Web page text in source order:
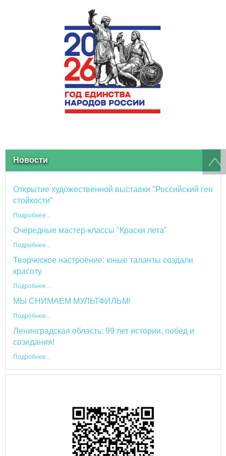
Новости
Открытие художественной выставки "Российский ген
стойкости"
Подробнее...
Очередные мастер-классы "Краски лета"
Подробнее...
Творческое настроение: юные таланты создали
красоту
Подробнее...
МЫ СНИМАЕМ МУЛЬТФИЛЬМ!
Подробнее...
Ленинградская область: 99 лет истории, побед и
созидания!
Подробнее...